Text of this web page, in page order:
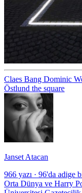
Claes Bang Dominic
Östlund the square
Janset Atacan
966 yazı · 96'da adige
Orta Dünya ve Harry